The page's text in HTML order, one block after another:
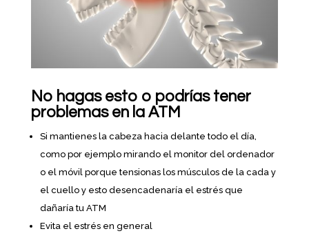
No hagas esto o podrías tener
problemas en la ATM
Si mantienes la cabeza hacia delante todo el día,
como por ejemplo mirando el monitor del ordenador
o el móvil porque tensionas los músculos de la cada y
el cuello y esto desencadenaría el estrés que
dañaría tu ATM
Evita el estrés en general